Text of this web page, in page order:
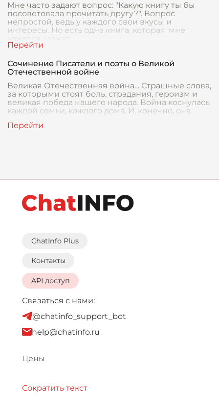
Мне часто задают вопрос: "Какую книгу ты бы
посоветовала прочитать другу?". Вопрос
непростой, ведь у каждого свои вкусы и
интересы. Но есть одна книга, которая, мне
Сочинение Писатели и поэты о Великой
Отечественной войне
Великая Отечественная война… Страшные слова,
за которыми стоят боль, страдания, героизм и
великая победа нашего народа. Война коснулась
каждой семьи, каждого дома. И, конечно, она
ChatInfo Plus
Контакты
API доступ
Связаться с нами:
@chatinfo_support_bot
help@chatinfo.ru
Цены
Сократить текст